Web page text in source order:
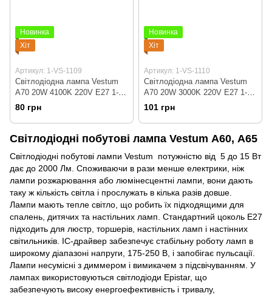
Новинка
Хіт
Артикул: 1-VS-1109
Світлодіодна лампа Vestum
A70 20W 4100K 220V E27 1-
VS-1109
80 грн
Новинка
Хіт
Артикул: 1-VS-1110
Світлодіодна лампа Vestum
A70 20W 3000K 220V E27 1-
VS-1110
101 грн
Світлодіодні побутові лампа Vestum A60, A65
Світлодіодні побутові лампи Vestum потужністю від 5 до 15 Вт
дає до 2000 Лм. Споживаючи в рази менше електрики, ніж
лампи розжарювання або люмінесцентні лампи, вони дають
таку ж кількість світла і прослужать в кілька разів довше.
Лампи мають тепле світло, що робить їх підходящими для
спалень, дитячих та настільних ламп. Стандартний цоколь E27
підходить для люстр, торшерів, настільних ламп і настінних
світильників. IC-драйвер забезпечує стабільну роботу ламп в
широкому діапазоні напруги, 175-250 В, і запобігає пульсації.
Лампи несумісні з диммером і вимикачем з підсвічуванням. У
лампах використовуються світлодіоди Epistar, що
забезпечують високу енергоефективність і тривалу,